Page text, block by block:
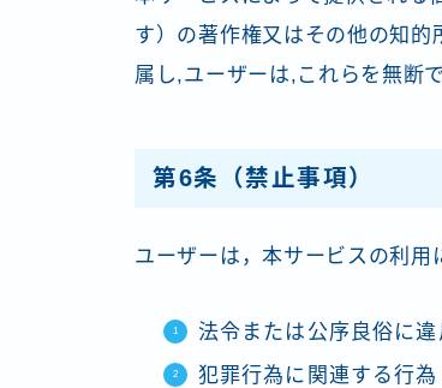
す）の著作権又はその他の知
属し,ユーザーは,これらを無断
第6条（禁止事項）
ユーザーは，本サービスの利用
法令または公序良俗に
犯罪行為に関連する行為